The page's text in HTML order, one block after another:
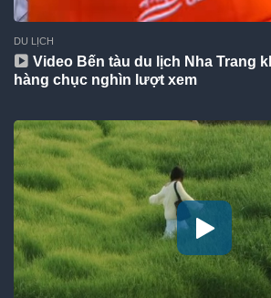
DU LỊCH
Video Bến tàu du lịch Nha Trang
hàng chục nghìn lượt xem